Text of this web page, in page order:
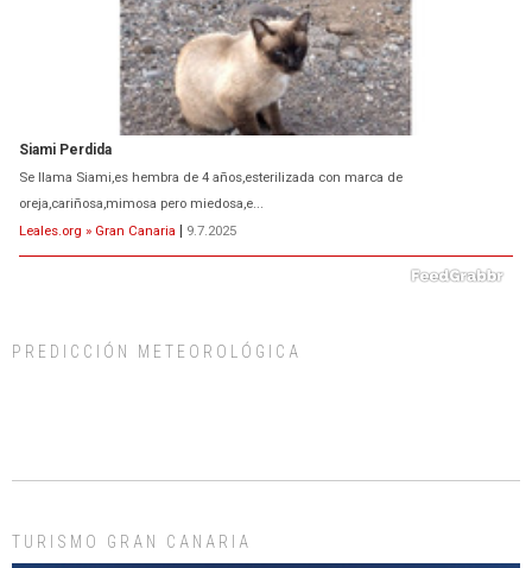
Siami Perdida
Se llama Siami,es hembra de 4 años,esterilizada con marca de
oreja,cariñosa,mimosa pero miedosa,e...
Leales.org » Gran Canaria
9.7.2025
días, ella incluida...
PREDICCIÓN METEOROLÓGICA
TURISMO GRAN CANARIA